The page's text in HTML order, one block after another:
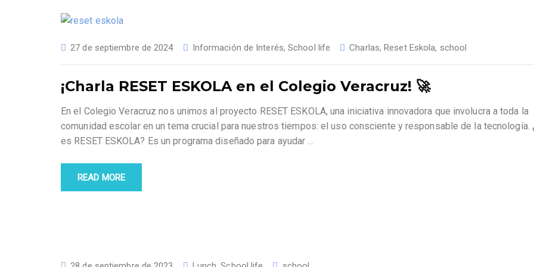
27 de septiembre de 2024 Información de Interés,School life Charlas,Reset Eskola, school
¡Charla RESET ESKOLA en el Colegio Veracruz! 🚀
En el Colegio Veracruz nos unimos al proyecto RESET ESKOLA, una iniciativa innovadora que involucra a toda la
comunidad escolar en un tema crucial para nuestros tiempos: el uso consciente y responsable de la tecnología.
es RESET ESKOLA? Es un programa diseñado para ayudar…
READ MORE